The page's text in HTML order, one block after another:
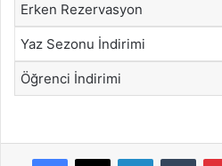
Erken Rezervasyon
Yaz Sezonu İndirimi
Öğrenci İndirimi
Facebook
X LinkedIn